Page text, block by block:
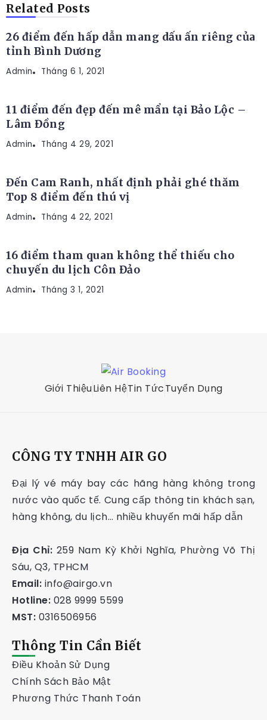
Related Posts
26 điểm đến hấp dẫn mang dấu ấn riêng của
tỉnh Bình Dương
Admin Tháng 6 1, 2021
ĐỊA ĐIỂM DU LỊCH
11 điểm đến đẹp đến mê mẩn tại Bảo Lộc –
Lâm Đồng
Admin Tháng 4 29, 2021
ĐỊA ĐIỂM DU LỊCH
Đến Cam Ranh, nhất định phải ghé thăm
Top 8 điểm đến thú vị
Admin Tháng 4 22, 2021
ĐỊA ĐIỂM DU LỊCH
16 điểm tham quan không thể thiếu cho
chuyến du lịch Côn Đảo
Admin Tháng 3 1, 2021
Giới ThiệuLiên HệTin TứcTuyển Dụng
CÔNG TY TNHH AIR GO
Đại lý vé máy bay các hãng hàng không trong
nước vào quốc tế. Cung cấp thông tin khách sạn,
hàng không, du lịch… nhiều khuyến mãi hấp dẫn
Địa Chỉ: 259 Nam Kỳ Khởi Nghĩa, Phường Võ Thị
Sáu, Q3, TPHCM
Email: info@airgo.vn
Hotline: 028 9999 5599
MST: 0316506956
Thông Tin Cần Biết
Điều Khoản Sử Dụng
Chính Sách Bảo Mật
Phương Thức Thanh Toán